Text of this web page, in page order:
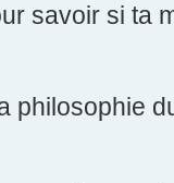
savoir si ta
philosophie